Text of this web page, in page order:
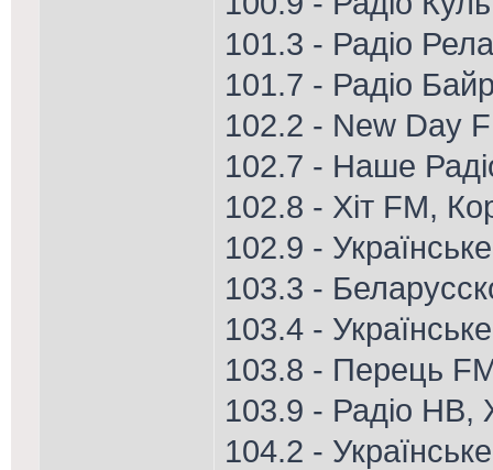
101.3 - Радіо
101.7 - Радіо
102.2 - New Day
102.7 - Наше
102.8 - Хіт FM,
102.9 -
103.3 -
103.4 -
103.8 - Перець
103.9 - Радіо НВ,
104.2 -